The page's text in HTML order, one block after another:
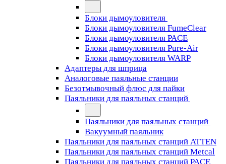
Блоки дымоуловителя
Блоки дымоуловителя FumeClear
Блоки дымоуловителя PACE
Блоки дымоуловителя Pure-Air
Блоки дымоуловителя WARP
Адаптеры для шприца
Аналоговые паяльные станции
Безотмывочный флюс для пайки
Паяльники для паяльных станций
Паяльники для паяльных станций
Вакуумный паяльник
Паяльники для паяльных станций ATTEN
Паяльники для паяльных станций Metcal
Паяльники для паяльных станций PACE